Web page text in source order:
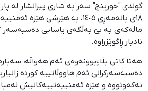
گوندی "خورینج" سەر بە شاری پیرانشار لە
١٨ی بانەمەڕی ١٤٠٥، بە هێرشی هێزە
ماڵەکەی بە بێ بەڵگەی یاسایی دەسبەسەر
نادیار ڕاگوێزراوە.
هەتا کاتی بڵاوبوونەوەی ئەم هەواڵە،
دەسبەسەرکرانی ئەم هاووڵاتییە کوردە
نەکەوتووە و هێزە ئەمنییەتییەکانیش